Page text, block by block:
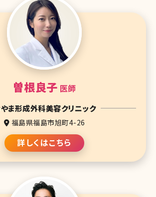
曽根良子 医師
ま形成外科美容クリニック
福島県福島市旭町4-26
詳しくはこちら